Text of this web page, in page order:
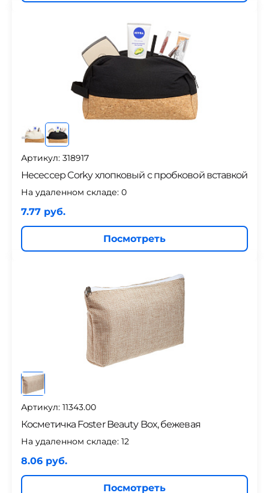
Артикул: 318917
Несессер Corky хлопковый с пробковой вставкой
На удаленном складе: 0
7.77 руб.
Посмотреть
Артикул: 11343.00
Косметичка Foster Beauty Box, бежевая
На удаленном складе: 12
8.06 руб.
Посмотреть